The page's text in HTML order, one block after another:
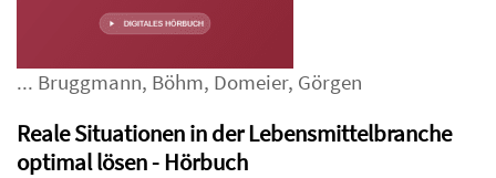
... Bruggmann, Böhm, Domeier, Görgen
Reale Situationen in der Lebensmittelbranche
optimal lösen - Hörbuch